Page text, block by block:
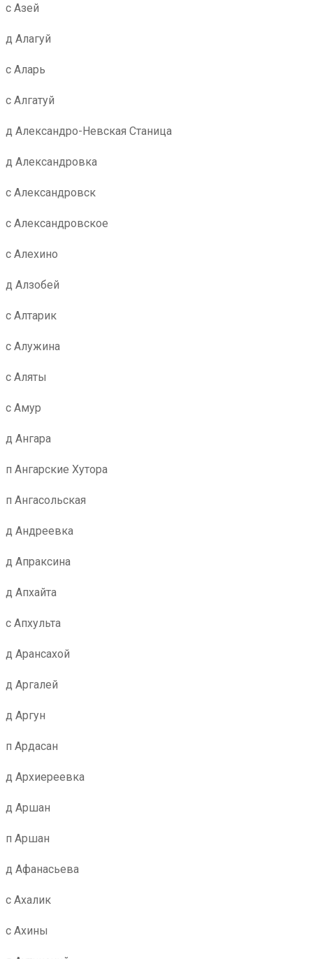
с Азей
д Алагуй
с Аларь
с Алгатуй
д Александро-Невская Станица
д Александровка
с Александровск
с Александровское
с Алехино
д Алзобей
с Алтарик
с Алужина
с Аляты
с Амур
д Ангара
п Ангарские Хутора
п Ангасольская
д Андреевка
д Апраксина
д Апхайта
с Апхульта
д Арансахой
д Аргалей
д Аргун
п Ардасан
д Архиереевка
д Аршан
п Аршан
д Афанасьева
с Ахалик
с Ахины